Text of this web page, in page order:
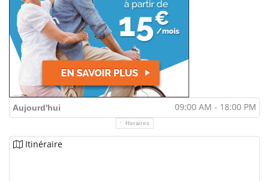
Aujourd'hui 09:00 AM - 18:00 PM
Horaires
Itinéraire